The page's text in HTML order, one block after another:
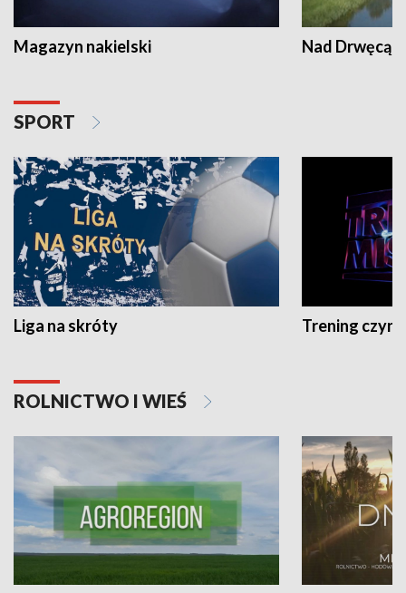
Magazyn nakielski Nad Drwęcą
SPORT
Liga na skróty Trening czyni
ROLNICTWO I WIEŚ